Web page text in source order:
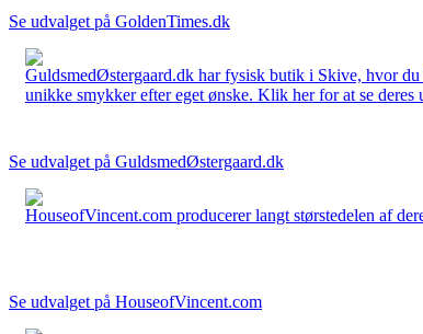
Se udvalget på GoldenTimes.dk
GuldsmedØstergaard.dk har fysisk butik i Skive, hvor
unikke smykker efter eget ønske. Klik her for at se deres
Se udvalget på GuldsmedØstergaard.dk
HouseofVincent.com producerer langt størstedelen af
Se udvalget på HouseofVincent.com